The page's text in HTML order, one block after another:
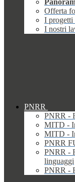
Offerta
I progetti
I nostri
PNRR
PNRR -
MITD -
MITD -
PNRR
PNRR -
linguaggi
PNRR -